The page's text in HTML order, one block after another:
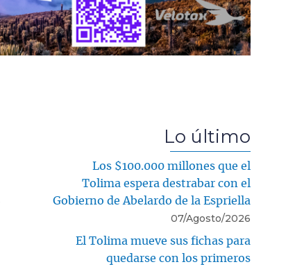
Lo último
Los $100.000 millones que el
Tolima espera destrabar con el
Gobierno de Abelardo de la Espriella
07/Agosto/2026
El Tolima mueve sus fichas para
quedarse con los primeros